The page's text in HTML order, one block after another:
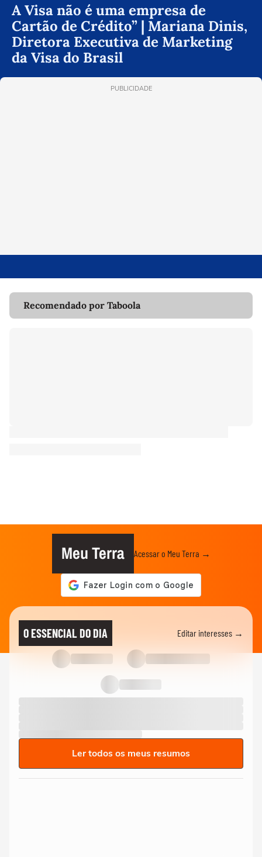
A Visa não é uma empresa de
Cartão de Crédito” | Mariana Dinis,
Diretora Executiva de Marketing
da Visa do Brasil
PUBLICIDADE
Recomendado por Taboola
Meu Terra Acessar o Meu Terra →
O ESSENCIAL DO DIA Editar interesses →
Ler todos os meus resumos